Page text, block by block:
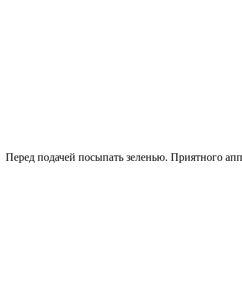
Перед подачей посыпать зеленью. Приятного